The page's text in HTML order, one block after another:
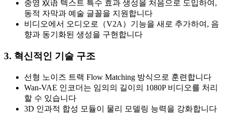
중영 双语 텍스트 특수 효과 생성을 처음으로 도입하여,
동적 자막과 예술 글꼴을 지원합니다
비디오에서 오디오로（V2A）기능을 새로 추가하여, 음
향과 동기화된 생성을 구현합니다
3. 혁신적인 기술 구조
선형 노이즈 트랙 Flow Matching 방식으로 훈련합니다
Wan-VAE 인코더는 임의의 길이의 1080P 비디오를 처리
할 수 있습니다
3D 인과적 합성 모듈이 물리 모델링 능력을 강화합니다